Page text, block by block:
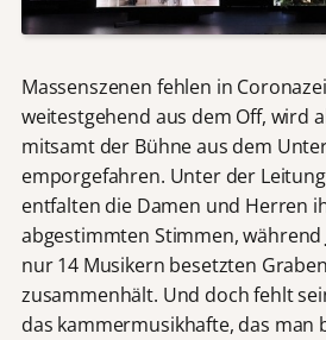
Massenszenen fehlen in
weitestgehend aus dem Off, wird
mitsamt der Bühne aus dem
emporgefahren. Unter der
entfalten die Damen und Herren
abgestimmten Stimmen, während
nur 14 Musikern besetzten
zusammenhält. Und doch fehlt
das kammermusikhafte, das man